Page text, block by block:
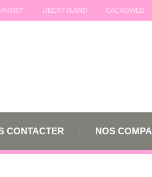
LIBERTYLAND CACAOWEB
CONTACTER NOS